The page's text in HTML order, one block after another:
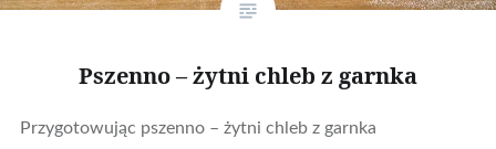
Pszenno – żytni chleb z garnka
Przygotowując pszenno – żytni chleb z garnka